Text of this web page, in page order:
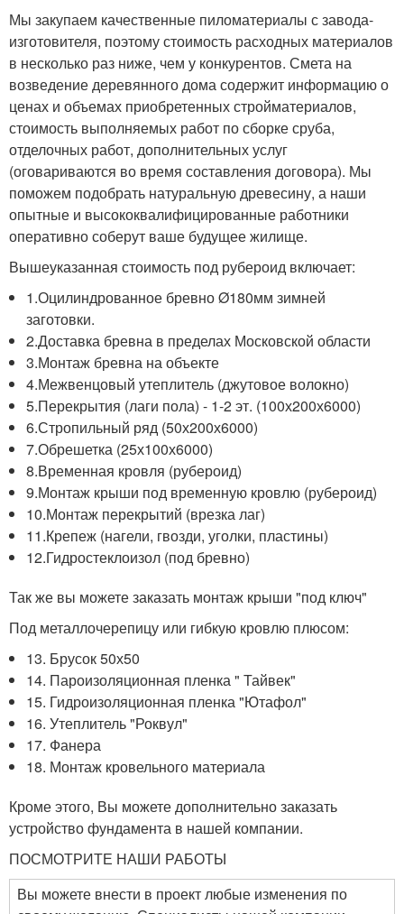
Мы закупаем качественные пиломатериалы с завода-
изготовителя, поэтому стоимость расходных материалов
в несколько раз ниже, чем у конкурентов. Смета на
возведение деревянного дома содержит информацию о
ценах и объемах приобретенных стройматериалов,
стоимость выполняемых работ по сборке сруба,
отделочных работ, дополнительных услуг
(оговариваются во время составления договора). Мы
поможем подобрать натуральную древесину, а наши
опытные и высококвалифицированные работники
оперативно соберут ваше будущее жилище.
Вышеуказанная стоимость под рубероид включает:
1.Оцилиндрованное бревно Ø180мм зимней
заготовки.
2.Доставка бревна в пределах Московской области
3.Монтаж бревна на объекте
4.Межвенцовый утеплитель (джутовое волокно)
5.Перекрытия (лаги пола) - 1-2 эт. (100х200х6000)
6.Стропильный ряд (50х200х6000)
7.Обрешетка (25х100х6000)
8.Временная кровля (рубероид)
9.Монтаж крыши под временную кровлю (рубероид)
10.Монтаж перекрытий (врезка лаг)
11.Крепеж (нагели, гвозди, уголки, пластины)
12.Гидростеклоизол (под бревно)
Так же вы можете заказать монтаж крыши "под ключ"
Под металлочерепицу или гибкую кровлю плюсом:
13. Брусок 50х50
14. Пароизоляционная пленка " Тайвек"
15. Гидроизоляционная пленка "Ютафол"
16. Утеплитель "Роквул"
17. Фанера
18. Монтаж кровельного материала
Кроме этого, Вы можете дополнительно заказать
устройство фундамента в нашей компании.
ПОСМОТРИТЕ НАШИ РАБОТЫ
Вы можете внести в проект любые изменения по